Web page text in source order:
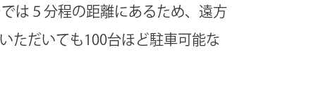
は５分程の距離にあるため、遠方
ただいても100台ほど駐車可能な